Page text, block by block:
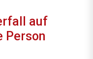
auf
Person